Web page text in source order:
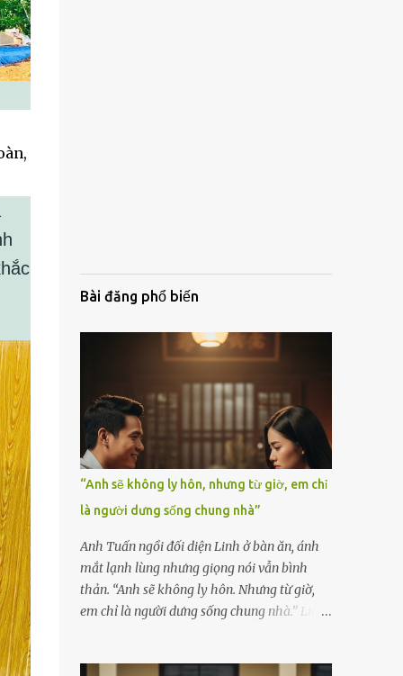
Bài đăng phổ biến
“Anh sẽ không ly hôn, nhưng từ giờ, em chỉ
là người dưng sống chung nhà”
Anh Tuấn ngồi đối diện Linh ở bàn ăn, ánh
mắt lạnh lùng nhưng giọng nói vẫn bình
thản. “Anh sẽ không ly hôn. Nhưng từ giờ,
em chỉ là người dưng sống chung nhà.” Linh